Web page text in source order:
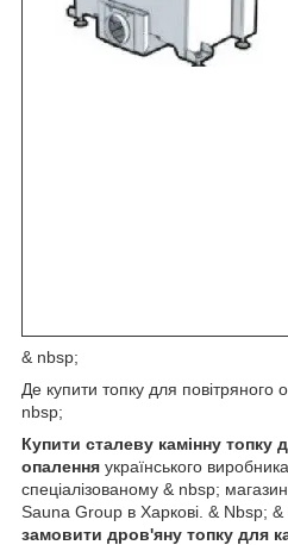
& nbsp;
Де купити топку для
nbsp;
Купити сталеву камінну топку
опалення українського
спеціалізованому & nbsp;
Sauna Group в Харкові. & Nbsp;
замовити дров'яну топку для